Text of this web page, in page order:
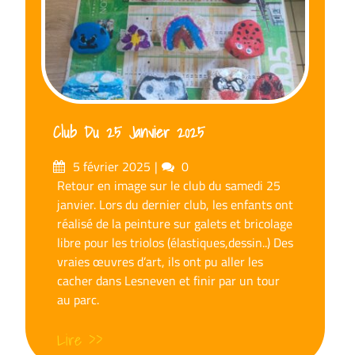
Club Du 25 Janvier 2025
Posté
sur
5 février 2025 commentaires
0
Retour en image sur le club du samedi 25
janvier. Lors du dernier club, les enfants ont
réalisé de la peinture sur galets et bricolage
libre pour les triolos (élastiques,dessin..) Des
vraies œuvres d’art, ils ont pu aller les
cacher dans Lesneven et finir par un tour
au parc.
Lire >>